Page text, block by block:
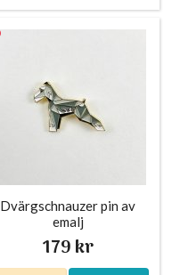
Dvärgschnauzer pin av
emalj
179 kr